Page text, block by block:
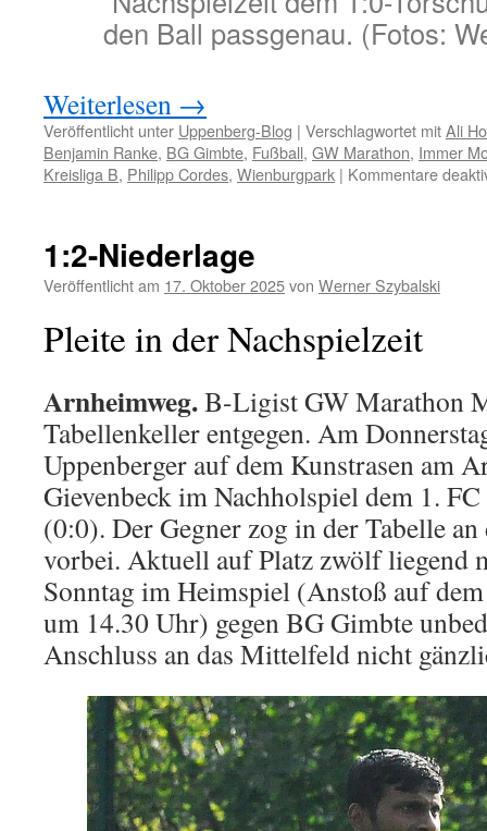
den Ball passgenau. (Fotos:
Weiterlesen →
Veröffentlicht unter Uppenberg-Blog | Verschlagwortet mitAli
Benjamin Ranke, BG Gimbte, Fußball, GW Marathon, Immer
Kreisliga B, Philipp Cordes, Wienburgpark | Kommentare
1:2-Niederlage
Veröffentlicht am 17. Oktober 2025von Werner Szybalski
Pleite in der Nachspielzeit
Arnheimweg.B-Ligist GW Marathon
Tabellenkeller entgegen. Am
Uppenberger auf dem Kunstrasen am
Gievenbeck im Nachholspiel dem 1.
(0:0). Der Gegner zog in der Tabelle
vorbei. Aktuell auf Platz zwölf liegend
Sonntag im Heimspiel (Anstoß auf
um 14.30 Uhr) gegen BG Gimbte
Anschluss an das Mittelfeld nicht